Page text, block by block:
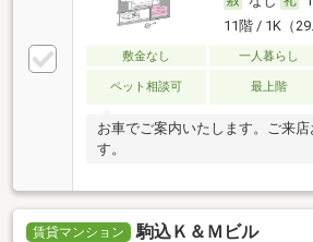
11階 / 1K（
敷金なし 一人暮らし
ペット相談可 最上階
お車でご案内いたします。ご来店
す。
賃貸マンション 駒込Ｋ＆Ｍビル